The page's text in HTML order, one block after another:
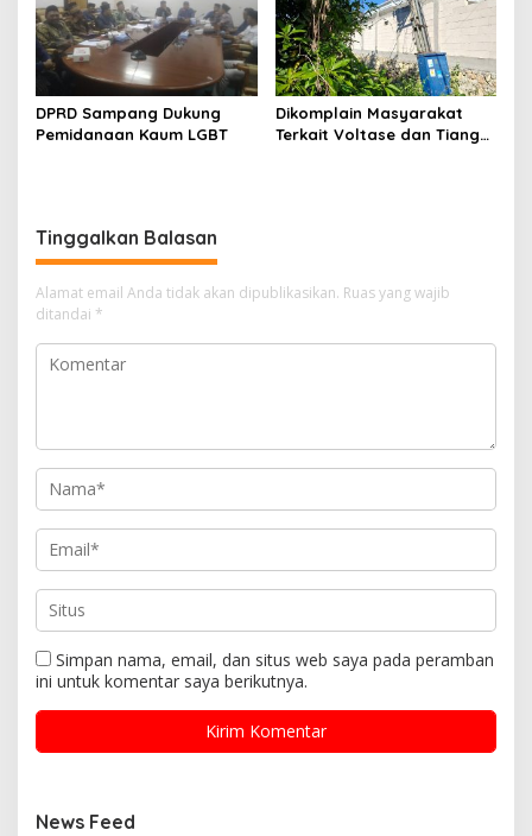
DPRD Sampang Dukung
Pemidanaan Kaum LGBT
Dikomplain Masyarakat
Terkait Voltase dan Tiang
Tinggalkan Balasan
Alamat email Anda tidak akan dipublikasikan. Ruas yang wajib
ditandai *
Simpan nama, email, dan situs web saya pada peramban
ini untuk komentar saya berikutnya.
News Feed